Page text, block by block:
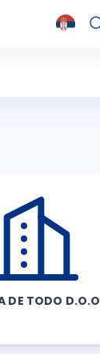
DE TODO D.O.O